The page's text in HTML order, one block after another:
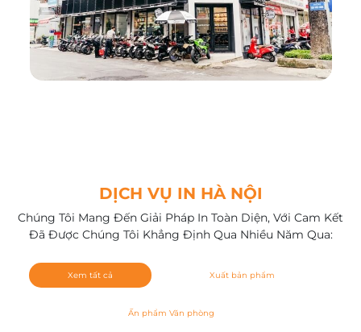
DỊCH VỤ IN HÀ NỘI
Chúng Tôi Mang Đến Giải Pháp In Toàn Diện, Với Cam Kết
Đã Được Chúng Tôi Khẳng Định Qua Nhiều Năm Qua:
Xem tất cả Xuất bản phẩm
Ấn phẩm Văn phòng